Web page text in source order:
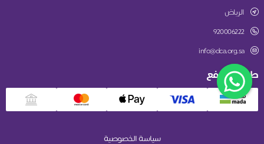
الرياض
920006222
info@dca.org.sa
طريقة الدفع
سياسة الخصوصية